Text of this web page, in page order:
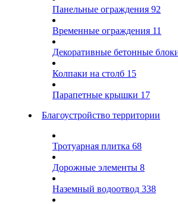
Панельные ограждения 92
Временные ограждения 11
Декоративные бетонные
Колпаки на столб 15
Парапетные крышки 17
Благоустройство территории
Тротуарная плитка 68
Дорожные элементы 8
Наземный водоотвод 338